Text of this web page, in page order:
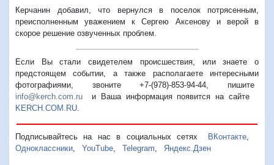
Керчанин добавил, что вернулся в поселок потрясенным,
преисполненным уважением к Сергею Аксенову и верой в
скорое решение озвученных проблем.
Если Вы стали свидетелем происшествия, или знаете о
предстоящем событии, а также располагаете интересными
фотографиями, звоните +7-(978)-853-94-44, пишите
info@kerch.com.ru и Ваша информация появится на сайте
KERCH.COM.RU
Подписывайтесь на нас в социальных сетях ВКонтакте,
Одноклассники
YouTube Telegram Яндекс.Дзен